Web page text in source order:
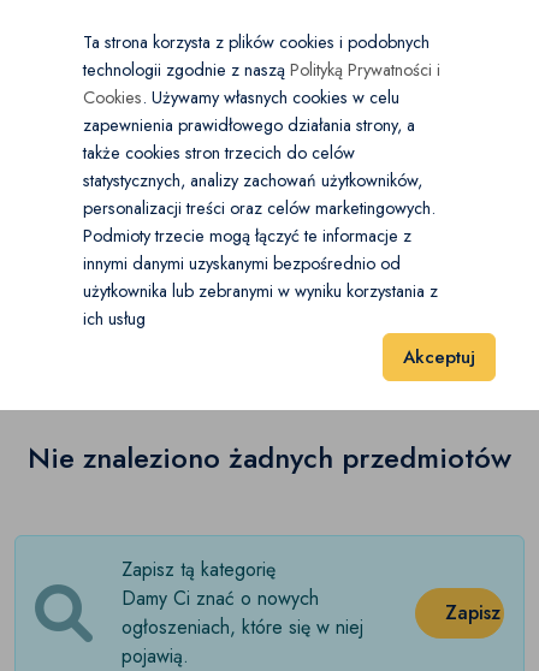
Wybierz kategorię
Architektura ogrodowa(0)
Baseny(0)
Dekoracje ogrodowe
Grill(0)
Huśtawki i place zabaw (0)
Meble ogrodowe(0)
×
Kraj PL
PLN
Dom i Ogród Ogród Narzędzia ogrodowe
Narzędzia ogrodowe (0)
20 60
Nie znaleziono żadnych przedmiotów
Zapisz tą kategorię
Damy Ci znać o nowych
ogłoszeniach, które się w niej
pojawią.
Zapisz
Ta strona korzysta z plików cookies i podobnych
technologii zgodnie z nasząPolityką Prywatności i
Cookies. Używamy własnych cookies w celu
zapewnienia prawidłowego działania strony, a
także cookies stron trzecich do celów
statystycznych, analizy zachowań użytkowników,
personalizacji treści oraz celów marketingowych.
Podmioty trzecie mogą łączyć te informacje z
innymi danymi uzyskanymi bezpośrednio od
użytkownika lub zebranymi w wyniku korzystania z
ich usług
Akceptuj